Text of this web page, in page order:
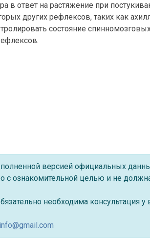
в ответ на растяжение при
других рефлексов, таких как
состояние
версией официальных
с ознакомительной целью и не
необходима консультация у